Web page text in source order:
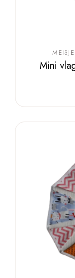
MEISJE
Mini